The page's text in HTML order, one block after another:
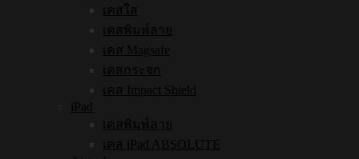
เคสใส
เคสพิมพ์ลาย
เคส Magsafe
เคสกระจก
เคส Impact Shield
iPad
เคสพิมพ์ลาย
เคส iPad ABSOLUTE